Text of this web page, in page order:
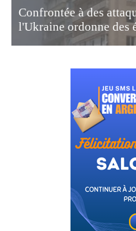
Confrontée à des
l'Ukraine ordonne des